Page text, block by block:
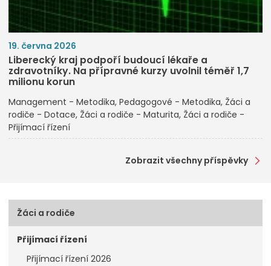
19. června 2026
Liberecký kraj podpoří budoucí lékaře a
zdravotníky. Na přípravné kurzy uvolnil téměř 1,7
milionu korun
Management - Metodika Pedagogové - Metodika Žáci a
rodiče - Dotace Žáci a rodiče - Maturita Žáci a rodiče -
Přijímací řízení
Zobrazit všechny příspěvky
Žáci a rodiče
Přijímací řízení
Přijímací řízení 2026